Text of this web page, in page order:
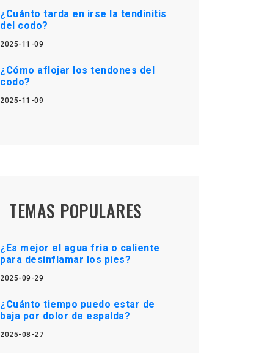
¿Cuánto tarda en irse la tendinitis
del codo?
2025-11-09
¿Cómo aflojar los tendones del
codo?
2025-11-09
TEMAS POPULARES
¿Es mejor el agua fria o caliente
para desinflamar los pies?
2025-09-29
¿Cuánto tiempo puedo estar de
baja por dolor de espalda?
2025-08-27